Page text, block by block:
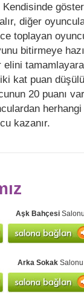
Kendisinde
diğer
toplayan
bitirmeye
kat puan
20 puanı
kazanır.
Aşk Bahçesi
Arka Sokak Salonu